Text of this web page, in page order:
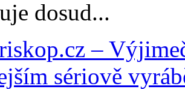
dosud...